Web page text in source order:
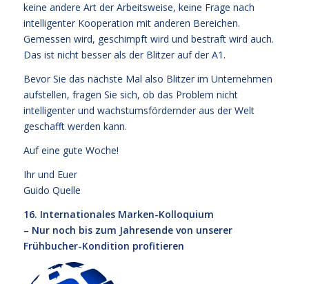
keine andere Art der Arbeitsweise, keine Frage nach
intelligenter Kooperation mit anderen Bereichen.
Gemessen wird, geschimpft wird und bestraft wird auch.
Das ist nicht besser als der Blitzer auf der A1.
Bevor Sie das nächste Mal also Blitzer im Unternehmen
aufstellen, fragen Sie sich, ob das Problem nicht
intelligenter und wachstumsfördernder aus der Welt
geschafft werden kann.
Auf eine gute Woche!
Ihr und Euer
Guido Quelle
16. Internationales Marken-Kolloquium
– Nur noch bis zum Jahresende von unserer
Frühbucher-Kondition profitieren